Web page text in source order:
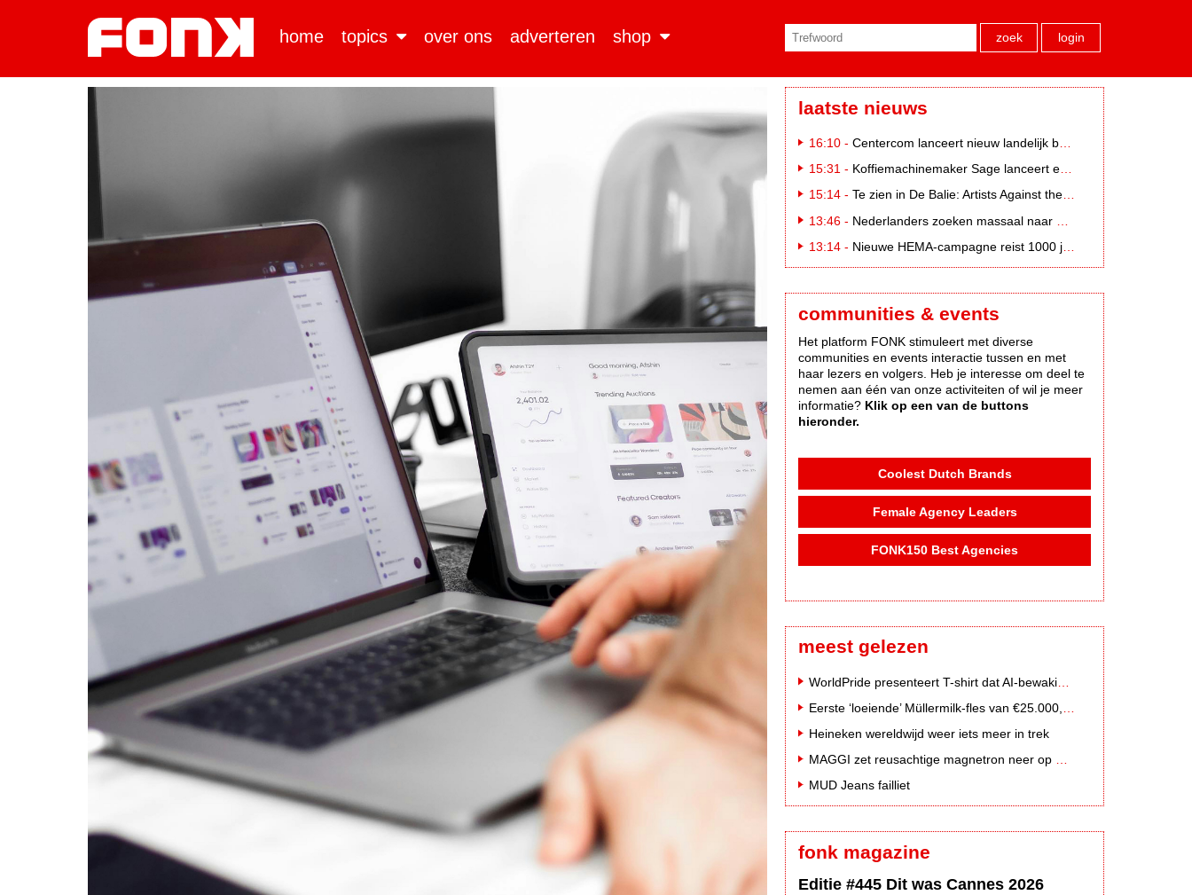
home topics over ons adverteren shop zoek login
laatste nieuws
16:10 - Centercom lanceert nieuw landelijk buitereclamenetwerk: City Cubes
15:31 - Koffiemachinemaker Sage lanceert e-commerceplatform voor koffieliefhebbers
15:14 - Te zien in De Balie: Artists Against the Kremlin III
13:46 - Nederlanders zoeken massaal naar eclipsbrillen op Marktplaats
13:14 - Nieuwe HEMA-campagne reist 1000 jaar terug in de tijd naar 'Hemastein'
communities & events
Het platform FONK stimuleert met diverse
communities en events interactie tussen en met
haar lezers en volgers. Heb je interesse om deel te
nemen aan één van onze activiteiten of wil je meer
informatie? Klik op een van de buttons
hieronder.
Coolest Dutch Brands
Female Agency Leaders
FONK150 Best Agencies
meest gelezen
Heineken wereldwijd weer iets meer in trek
MUD Jeans failliet
fonk magazine
Editie #445 Dit was Cannes 2026